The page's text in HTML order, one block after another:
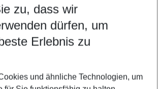
wählen
5-8 Nächte
Keine Kinder
zu, dass wir
dürfen, um
Erlebnis zu
und ähnliche Technologien, um